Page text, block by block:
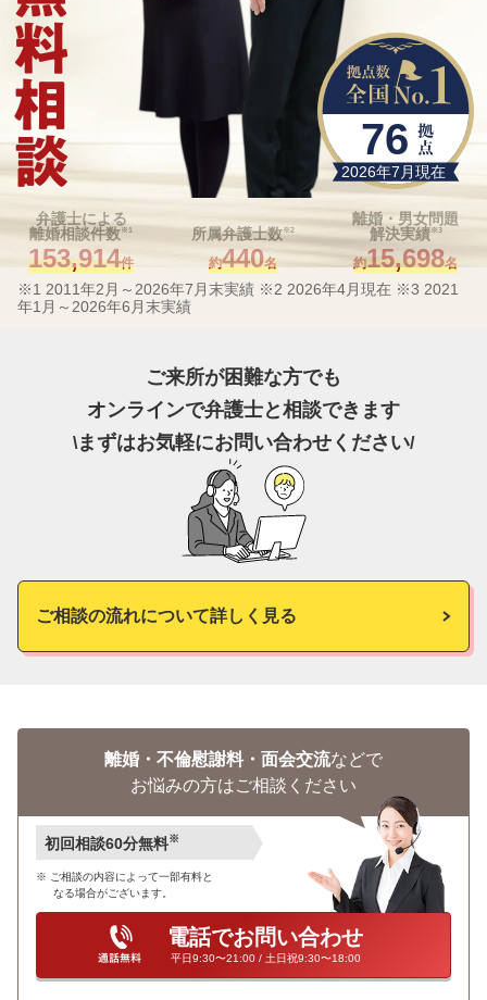
76
2026年7月現在
弁護士による
離婚相談件数※1
153,914件
所属弁護士数※2
約440名
離婚・男女問題
解決実績※3
約15,698名
※1 2011年2月～2026年7月末実績 ※2 2026年4月現在 ※3 2021
年1月～2026年6月末実績
ご来所が困難な方でも
オンラインで弁護士と相談できます
まずはお気軽にお問い合わせください
ご相談の流れについて詳しく見る
離婚・不倫慰謝料・面会交流などで
お悩みの方はご相談ください
初回相談60分無料※
ご相談の内容によって一部有料と
なる場合がございます。
電話でお問い合わせ
平日9:30〜21:00 / 土日祝9:30〜18:00